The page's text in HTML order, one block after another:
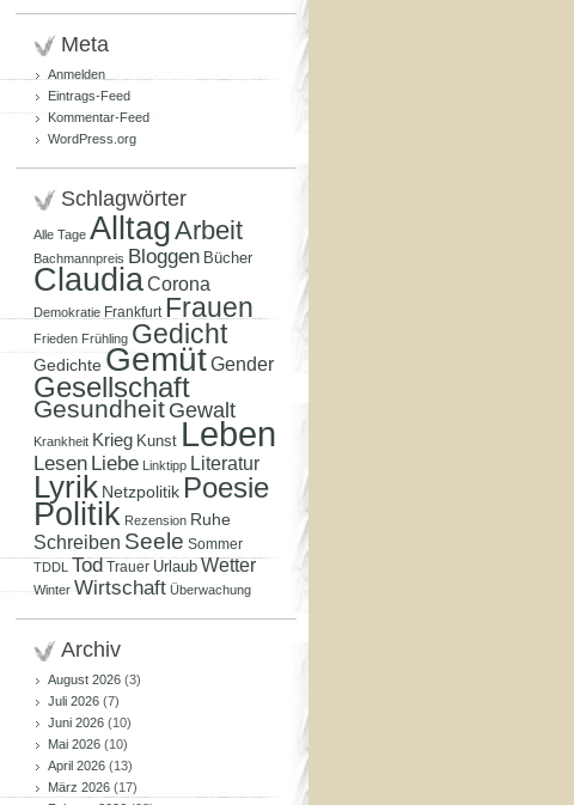
Meta
Anmelden
Eintrags-Feed
Kommentar-Feed
WordPress.org
Schlagwörter
Alle Tage AlltagArbeit
Bachmannpreis Bloggen Bücher
ClaudiaCorona
Demokratie Frankfurt Frauen
Frieden Frühling Gedicht
Gedichte GemütGender
Gesellschaft
Gesundheit Gewalt
Krankheit Krieg Kunst Leben
Lesen Liebe Linktipp Literatur
Lyrik Netzpolitik Poesie
Politik Rezension Ruhe
Schreiben Seele Sommer
TDDL Tod Trauer Urlaub Wetter
Winter Wirtschaft Überwachung
Archiv
August 2026 (3)
Juli 2026 (7)
Juni 2026 (10)
Mai 2026 (10)
April 2026 (13)
März 2026 (17)